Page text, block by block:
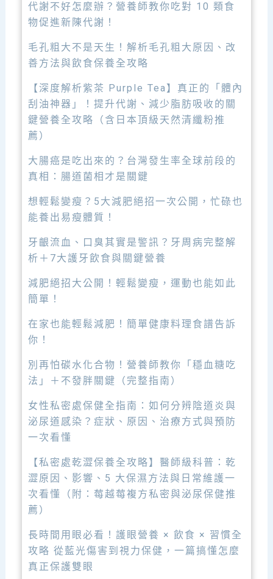
代謝不好怎麼辦？營養師教你吃對 10 類食
物促進新陳代謝！
毛孔粗大不是天生！解析毛孔粗大原因、改
善方法與飲食保養全攻略
【深度解析紫茶 Purple Tea】真正的「體內
刮油神器」！提升代謝、減少脂肪吸收的關
鍵營養全攻略（含日本頂級天然清纖粉推
薦）
大腸癌是吃出來的？台灣發生率全球前段的
真相：腸道菌相才是關鍵
想輕鬆變瘦？5大減肥絕招一次公開，忙碌也
能養出易瘦體質！
牙齦流血、口臭其實是警訊？牙周病完整解
析＋7大護牙飲食與關鍵營養
減肥絕招大公開！輕鬆變瘦，運動也能如此
簡單！
在家也能輕鬆減肥！簡單健康料理食譜告訴
你！
別再怕碳水化合物！營養師教你「穩血糖吃
法」＋不發胖關鍵（完整指南）
女性私密處保健全指南：如何分辨陰道炎與
泌尿道感染？症狀、原因、治療方式與預防
一次看懂
【私密處乾澀保養全攻略】醫師級科普：乾
澀原因、影響、5 大保濕方法與日常維護一
次看懂（附：莓越莓複方私密與泌尿保健推
薦）
長時間用眼必看！護眼營養 × 飲食 × 習慣全
攻略 從藍光傷害到視力保健，一篇搞懂怎麼
真正保護雙眼